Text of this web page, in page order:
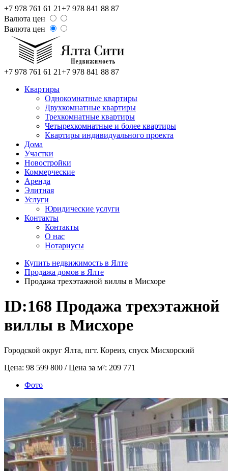
+7 978 761 61 21+7 978 841 88 87
Валюта цен
Валюта цен
+7 978 761 61 21+7 978 841 88 87
Квартиры
Однокомнатные квартиры
Двухкомнатные квартиры
Трехкомнатные квартиры
Четырехкомнатные и более квартиры
Квартиры индивидуального проекта
Дома
Участки
Новостройки
Коммерческие
Аренда
Элитная
Услуги
Юридические услуги
Контакты
Контакты
О нас
Нотариусы
Купить недвижимость в Ялте
Продажа домов в Ялте
Продажа трехэтажной виллы в Мисхоре
ID:168 Продажа трехэтажной
виллы в Мисхоре
Городской округ Ялта, пгт. Кореиз, спуск Мисхорский
Цена: 98 599 800 / Цена за м²: 209 771
Фото